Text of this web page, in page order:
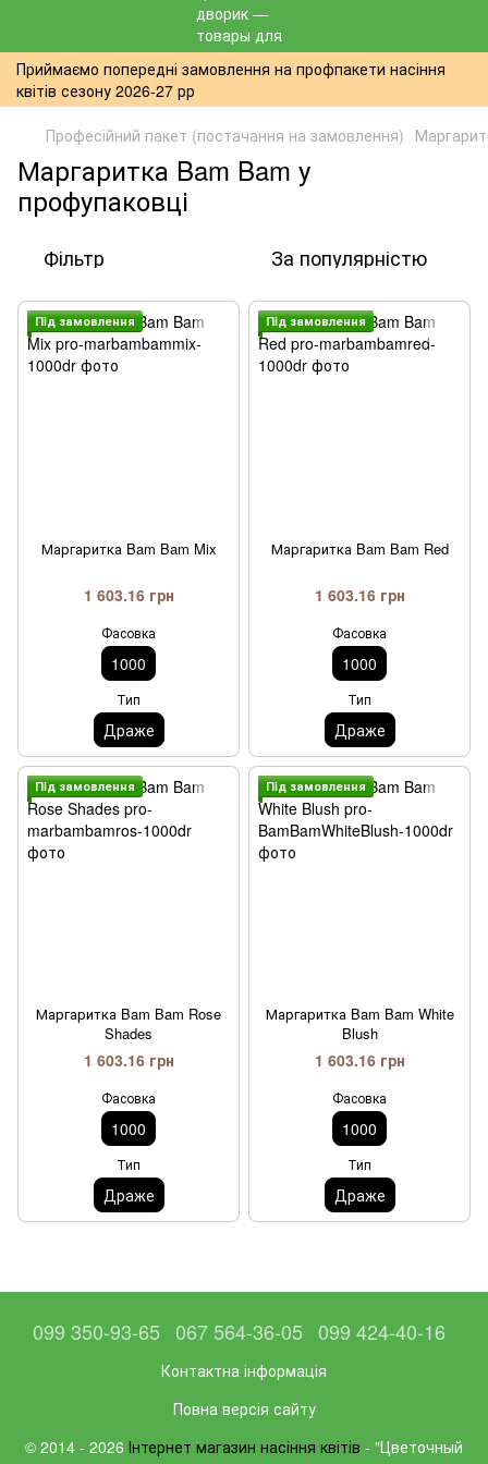
Приймаємо попередні замовлення на профпакети насіння
квітів сезону 2026-27 рр
Професійний пакет (постачання на замовлення)
Маргаритка Bam Bam у
профупаковці
Фільтр За популярністю
Пiд замовлення
Маргаритка Bam Bam Mix
1 603.16 грн
Фасовка
1000
Тип
Драже
Пiд замовлення
Маргаритка Bam Bam Red
1 603.16 грн
Фасовка
1000
Тип
Драже
Пiд замовлення
Маргаритка Bam Bam Rose
Shades
1 603.16 грн
Фасовка
1000
Тип
Драже
Пiд замовлення
Маргаритка Bam Bam White
Blush
1 603.16 грн
Фасовка
1000
Тип
Драже
099 350-93-65 067 564-36-05 099 424-40-16
Контактна інформація
Повна версія сайту
© 2014 - 2026 Інтернет магазин насіння квітів - "Цветочный